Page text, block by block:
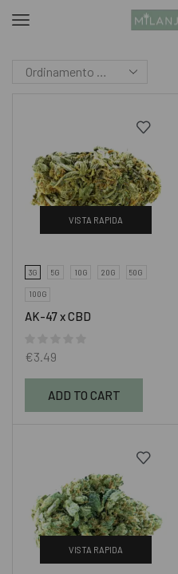
VISTA RAPIDA
3G 5G 10G 20G 50G
100G
AK-47 x CBD
€3.49
ADD TO CART
VISTA RAPIDA